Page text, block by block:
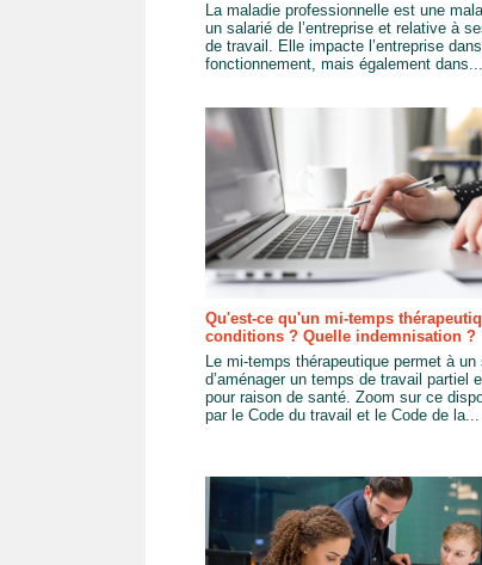
La maladie professionnelle est une
un salarié de l’entreprise et relative à
de travail. Elle impacte l’entreprise
fonctionnement, mais également dans...
Qu'est-ce qu'un mi-temps
conditions ? Quelle indemnisation ?
Le mi-temps thérapeutique permet à un
d’aménager un temps de travail partiel
pour raison de santé. Zoom sur ce
par le Code du travail et le Code de la...